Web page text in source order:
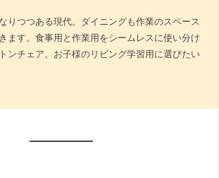
りつつある現代。ダイニングも作業のスペース
ます。食事用と作業用をシームレスに使い分け
ンチェア。お子様のリビング学習用に選びたい